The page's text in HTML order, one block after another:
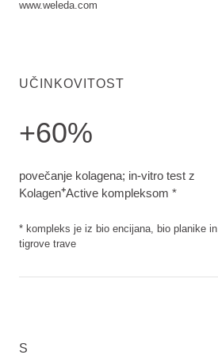
www.weleda.com
UČINKOVITOST
+60%
povečanje kolagena; in-vitro test z
Kolagen+Active kompleksom *
* kompleks je iz bio encijana, bio planike in
tigrove trave
S